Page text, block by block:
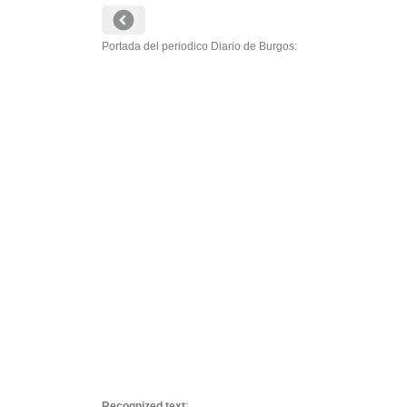
Portada del periodico Diario de Burgos: